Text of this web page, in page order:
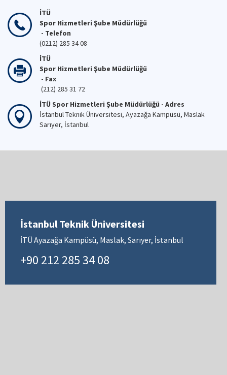
İTÜ
Spor Hizmetleri Şube Müdürlüğü
- Telefon
(0212) 285 34 08
İTÜ
Spor Hizmetleri Şube Müdürlüğü
- Fax
(212) 285 31 72
İTÜ Spor Hizmetleri Şube Müdürlüğü - Adres
İstanbul Teknik Üniversitesi, Ayazağa Kampüsü, Maslak
Sarıyer, İstanbul
İstanbul Teknik Üniversitesi
İTÜ Ayazağa Kampüsü, Maslak, Sarıyer, İstanbul
+90 212 285 34 08